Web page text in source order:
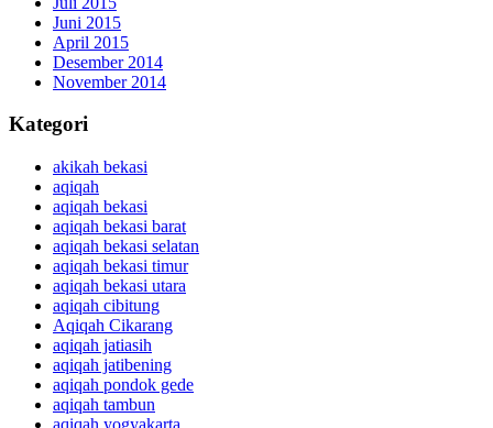
Juni 2015
April 2015
Desember 2014
November 2014
Kategori
akikah bekasi
aqiqah
aqiqah bekasi
aqiqah bekasi barat
aqiqah bekasi selatan
aqiqah bekasi timur
aqiqah bekasi utara
aqiqah cibitung
Aqiqah Cikarang
aqiqah jatiasih
aqiqah jatibening
aqiqah pondok gede
aqiqah tambun
aqiqah yogyakarta